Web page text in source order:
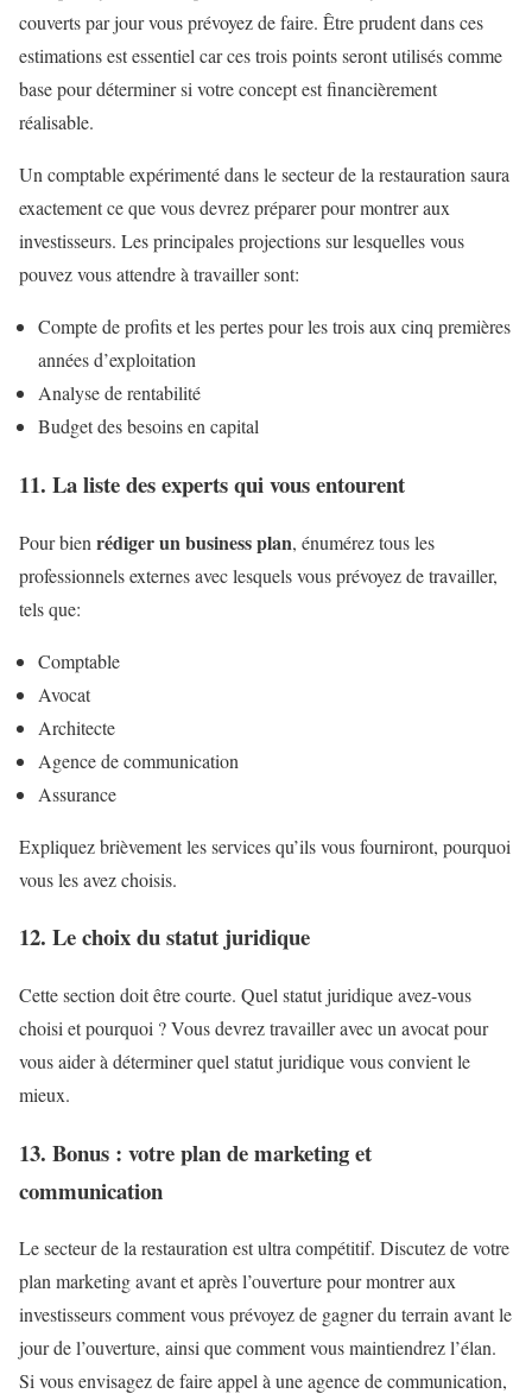
couverts par jour vous prévoyez de faire. Être prudent dans ces
estimations est essentiel car ces trois points seront utilisés comme
base pour déterminer si votre concept est financièrement
réalisable.
Un comptable expérimenté dans le secteur de la restauration saura
exactement ce que vous devrez préparer pour montrer aux
investisseurs. Les principales projections sur lesquelles vous
pouvez vous attendre à travailler sont:
Compte de profits et les pertes pour les trois aux cinq premières
années d’exploitation
Analyse de rentabilité
Budget des besoins en capital
11. La liste des experts qui vous entourent
Pour bien rédiger un business plan, énumérez tous les
professionnels externes avec lesquels vous prévoyez de travailler,
tels que:
Comptable
Avocat
Architecte
Agence de communication
Assurance
Expliquez brièvement les services qu’ils vous fourniront, pourquoi
vous les avez choisis.
12. Le choix du statut juridique
Cette section doit être courte. Quel statut juridique avez-vous
choisi et pourquoi ? Vous devrez travailler avec un avocat pour
vous aider à déterminer quel statut juridique vous convient le
mieux.
13. Bonus : votre plan de marketing et
communication
Le secteur de la restauration est ultra compétitif. Discutez de votre
plan marketing avant et après l’ouverture pour montrer aux
investisseurs comment vous prévoyez de gagner du terrain avant le
jour de l’ouverture, ainsi que comment vous maintiendrez l’élan.
Si vous envisagez de faire appel à une agence de communication,